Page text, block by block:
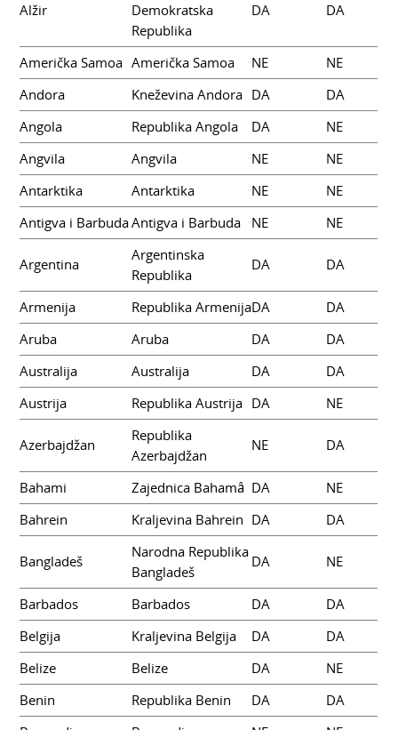
Alžir
Demokratska
Republika
DA DA
Američka Samoa Američka Samoa NE
NE
Andora
Kneževina Andora DA
DA
Angola
Republika Angola DA
NE
Angvila
Angvila NE
NE
Antarktika
Antarktika NE
NE
Antigva i BarbudaAntigva i Barbuda NE NE
Argentina
Argentinska
Republika
DA DA
Armenija Republika ArmenijaDA
DA
Aruba
Aruba DA
DA
Australija
Australija DA
DA
Austrija
Republika Austrija DA NE
Azerbajdžan
Republika
Azerbajdžan
NE DA
Bahami Zajednica Bahamâ DA
NE
Bahrein
Kraljevina Bahrein DA DA
Bangladeš
Narodna Republika
Bangladeš
DA NE
Barbados Barbados DA
DA
Belgija
Kraljevina Belgija DA
DA
Belize
Belize DA
NE
Benin
Republika Benin DA
DA